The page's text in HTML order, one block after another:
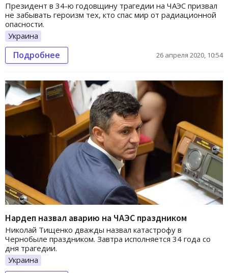
Президент в 34-ю годовщину трагедии на ЧАЭС призвал
не забывать героизм тех, кто спас мир от радиационной
опасности.
Украина
Подробнее 26 апреля 2020, 10:54
Нардеп назвал аварию на ЧАЭС праздником
Николай Тищенко дважды назвал катастрофу в
Чернобыле праздником. Завтра исполняется 34 года со
дня трагедии.
Украина